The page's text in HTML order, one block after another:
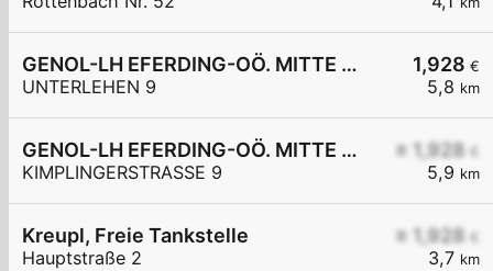
1,928 €
5,8 km
GENOL-LH EFERDING-OÖ. MITTE eGen
UNTERLEHEN 9
≥ 1,928 €
5,9 km
GENOL-LH EFERDING-OÖ. MITTE eGen
KIMPLINGERSTRASSE 9
≥ 1,928 €
3,7 km
Kreupl, Freie Tankstelle
Hauptstraße 2